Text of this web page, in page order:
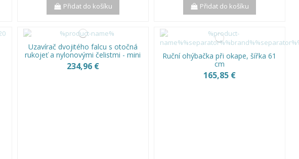
Přidat do košíku Přidat do košíku
Uzavírač dvojitého falcu s otočná
rukojeť a nylonovými čelistmi - mini
234,96 €
Ruční ohýbačka při okape, šířka 61
cm
165,85 €